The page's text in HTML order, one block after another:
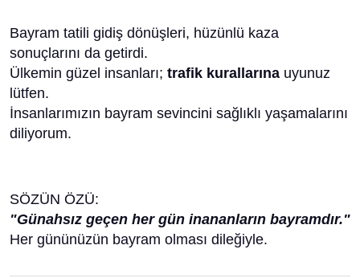
Bayram tatili gidiş dönüşleri, hüzünlü kaza
sonuçlarını da getirdi.
Ülkemin güzel insanları; trafik kurallarına uyunuz
lütfen.
İnsanlarımızın bayram sevincini sağlıklı yaşamalarını
diliyorum.
SÖZÜN ÖZÜ:
"Günahsız geçen her gün inananların bayramdır."
Her gününüzün bayram olması dileğiyle.